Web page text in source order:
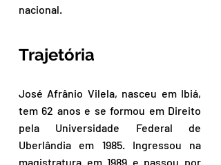
nacional.
Trajetória
José Afrânio Vilela, nasceu em Ibiá,
tem 62 anos e se formou em Direito
pela Universidade Federal de
Uberlândia em 1985. Ingressou na
magistratura em 1989 e passou por